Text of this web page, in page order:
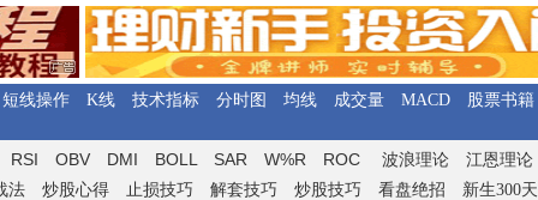
短线操作 K线 技术指标 分时图 均线 成交量 MACD 股票书籍
RSI OBV DMI BOLL SAR W%R ROC 波浪理论
江恩理论
法 炒股心得 止损技巧 解套技巧 炒股技巧 看盘绝招
新生300天